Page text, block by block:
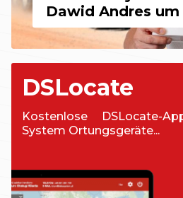
Dawid Andres
DSLocate
Kostenlose DSLocate-
System Ortungsgeräte...